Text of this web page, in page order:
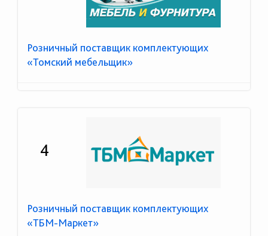
Розничный поставщик комплектующих
«Томский мебельщик»
4
Розничный поставщик комплектующих
«ТБМ-Маркет»